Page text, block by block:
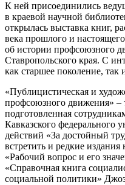
К ней присоединились
в краевой научной
открылась выставка книг,
века прошлого и
об истории профсоюзного
Ставропольского края. С
как старшее поколение,
«Публицистическая и
профсоюзного движения» –
подготовленная
Кавказского федерального
действий «За достойный
встретить и редкие
«Рабочий вопрос и его
«Справочная книга
социальной политики»